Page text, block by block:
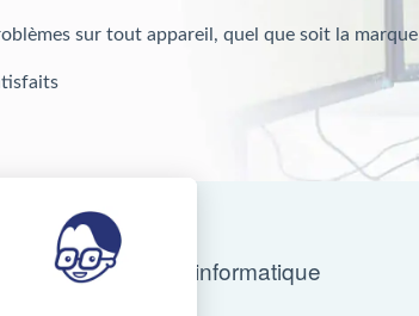
sur tout appareil, quel que soit la marque
Nos magasins d'informatique